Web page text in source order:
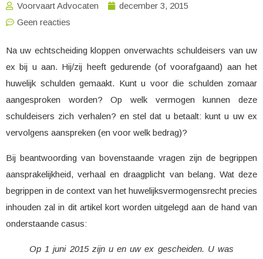
Voorvaart Advocaten
december 3, 2015
Geen reacties
Na uw echtscheiding kloppen onverwachts schuldeisers van uw
ex bij u aan. Hij/zij heeft gedurende (of voorafgaand) aan het
huwelijk schulden gemaakt. Kunt u voor die schulden zomaar
aangesproken worden? Op welk vermogen kunnen deze
schuldeisers zich verhalen? en stel dat u betaalt: kunt u uw ex
vervolgens aanspreken (en voor welk bedrag)?
Bij beantwoording van bovenstaande vragen zijn de begrippen
aansprakelijkheid, verhaal en draagplicht van belang. Wat deze
begrippen in de context van het huwelijksvermogensrecht precies
inhouden zal in dit artikel kort worden uitgelegd aan de hand van
onderstaande casus:
Op 1 juni 2015 zijn u en uw ex gescheiden. U was